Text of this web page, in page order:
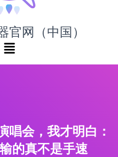
官网（中国）
唱会，我才明白：
的真不是手速